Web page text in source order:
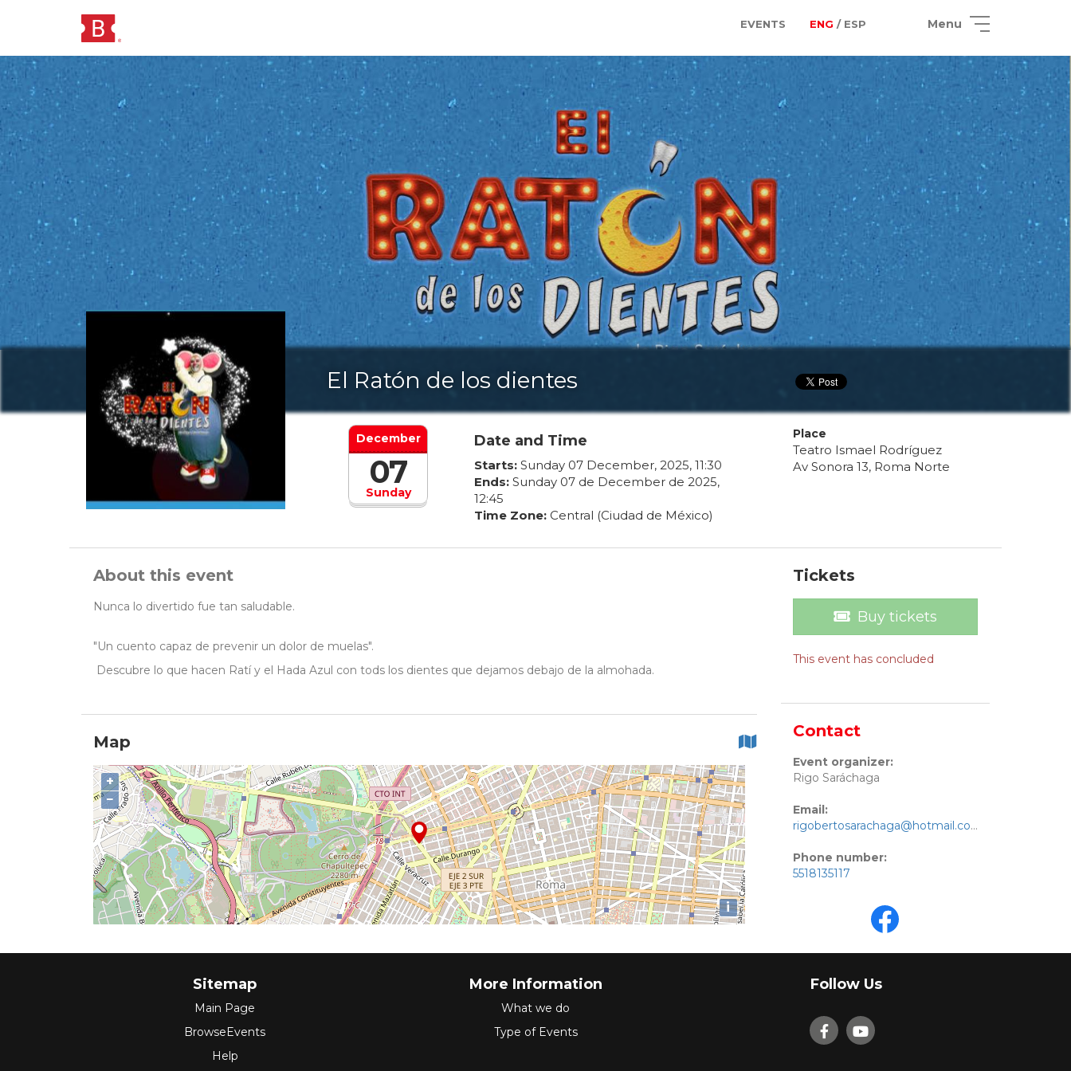
EVENTS ENG / ESP Menu
El Ratón de los dientes
Sunday
December
07
Date and Time
Starts: Sunday 07 December, 2025, 11:30
Ends: Sunday 07de Decemberde 2025,
12:45
Time Zone: Central (Ciudad de México)
Place
Teatro Ismael Rodríguez
Av Sonora 13, Roma Norte
About this event
Nunca lo divertido fue tan saludable.
"Un cuento capaz de prevenir un dolor de muelas".
Descubre lo que hacen Ratí y el Hada Azul con tods los dientes que dejamos debajo de la almohada.
Map
+
−
i
Tickets
Buy tickets
This event has concluded
Contact
Event organizer:
Rigo Saráchaga
Email:
rigobertosarachaga@hotmail.com
Phone number:
5518135117
Sitemap
Main Page
BrowseEvents
Help
More Information
What we do
Type of Events
Follow Us